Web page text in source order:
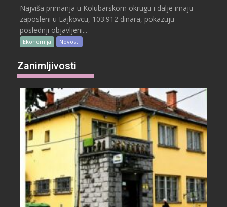
Najviša primanja u Kolubarskom okrugu i dalje imaju
zaposleni u Lajkovcu, 103.912 dinara, pokazuju
poslednji objavljeni...
Ekonomija Novosti
Zanimljivosti